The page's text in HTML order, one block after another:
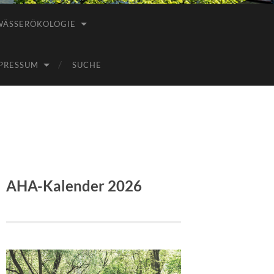
SUCHE
AHA-Kalender 2026